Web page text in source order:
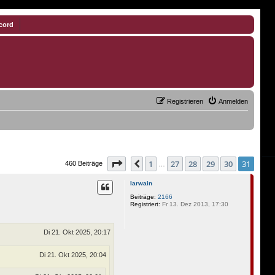
Anmelden
Registrieren
460 Beiträge Seite 31 von 31
Vorherige
1 27 28 29 30 31
Iarwain
Beiträge: 2166
Registriert: Fr 13. Dez 2013, 17:30
Di 21. Okt 2025, 20:17
Di 21. Okt 2025, 20:04